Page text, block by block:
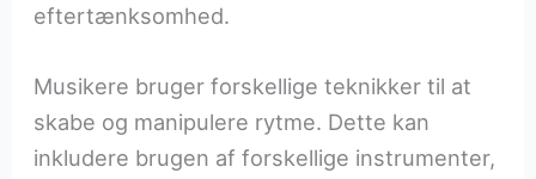
eftertænksomhed.
Musikere bruger forskellige teknikker til at
skabe og manipulere rytme. Dette kan
inkludere brugen af forskellige instrumenter,